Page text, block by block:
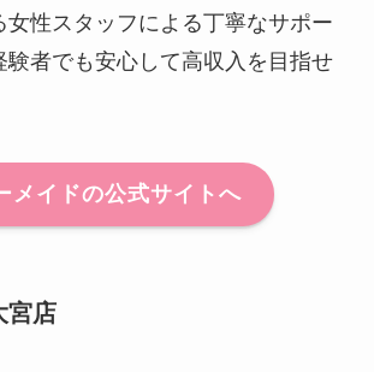
女性スタッフによる丁寧なサポー
験者でも安心して高収入を目指せ
メイドの公式サイトへ
宮店